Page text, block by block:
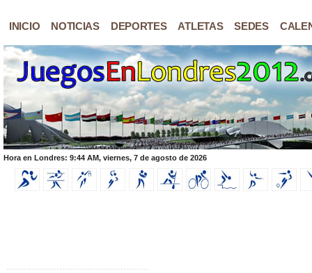
INICIO NOTICIAS DEPORTES ATLETAS SEDES
Hora en Londres: 9:44 AM, viernes, 7 de agosto de 2026